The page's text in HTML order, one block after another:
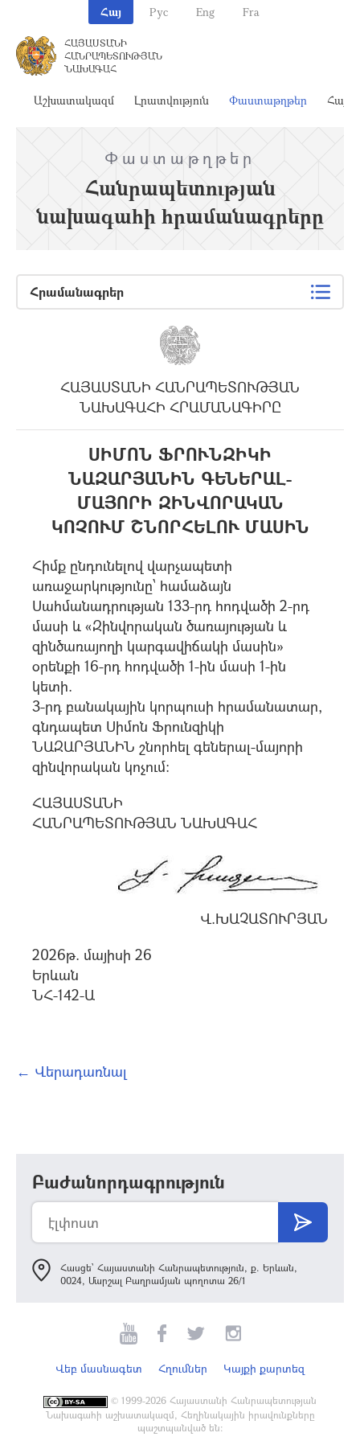
Հայ Рус Eng Fra
ՀԱՅԱՍՏԱՆԻ
ՀԱՆՐԱՊԵՏՈՒԹՅԱՆ
ՆԱԽԱԳԱՀ
Աշխատակազմ Լրատվություն Փաստաթղթեր
Փաստաթղթեր
Հանրապետության
նախագահի հրամանագրերը
Հրամանագրեր
ՀԱՅԱՍՏԱՆԻ ՀԱՆՐԱՊԵՏՈՒԹՅԱՆ
ՆԱԽԱԳԱՀԻ ՀՐԱՄԱՆԱԳԻՐԸ
ՍԻՄՈՆ ՖՐՈՒՆԶԻԿԻ
ՆԱԶԱՐՅԱՆԻՆ ԳԵՆԵՐԱԼ-
ՄԱՅՈՐԻ ԶԻՆՎՈՐԱԿԱՆ
ԿՈՉՈՒՄ ՇՆՈՐՀԵԼՈՒ ՄԱՍԻՆ
Հիմք ընդունելով վարչապետի
առաջարկությունը՝ համաձայն
Սահմանադրության 133-րդ հոդվածի 2-րդ
մասի և «Զինվորական ծառայության և
զինծառայողի կարգավիճակի մասին»
օրենքի 16-րդ հոդվածի 1-ին մասի 1-ին
կետի.
3-րդ բանակային կորպուսի հրամանատար,
գնդապետ Սիմոն Ֆրունզիկի
ՆԱԶԱՐՅԱՆԻՆ շնորհել գեներալ-մայորի
զինվորական կոչում:
ՀԱՅԱՍՏԱՆԻ
ՀԱՆՐԱՊԵՏՈՒԹՅԱՆ ՆԱԽԱԳԱՀ
Վ.ԽԱՉԱՏՈՒՐՅԱՆ
2026թ. մայիսի 26
Երևան
ՆՀ-142-Ա
← Վերադառնալ
Բաժանորդագրություն
Հասցե՝ Հայաստանի Հանրապետություն, ք. Երևան,
0024, Մարշալ Բաղրամյան պողոտա 26/1
Վեբ մասնագետ Հղումներ Կայքի քարտեզ
© 1999-2026 Հայաստանի Հանրապետության
Նախագահի աշխատակազմ, Հեղինակային իրավունքները
պաշտպանված են: